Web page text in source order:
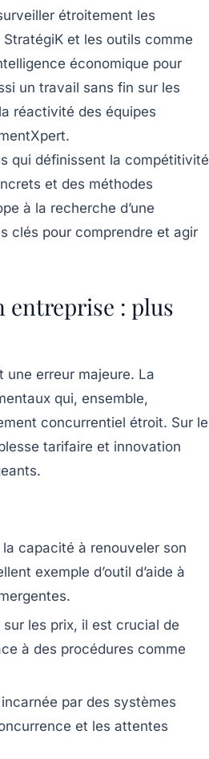
étroitement les
et les outils comme
économique pour
un travail sans fin sur les
réactivité des équipes
qui définissent la compétitivité
et des méthodes
à la recherche d’une
clés pour comprendre et agir
entreprise : plus
erreur majeure. La
qui, ensemble,
concurrentiel étroit. Sur le
tarifaire et innovation
capacité à renouveler son
exemple d’outil d’aide à
les prix, il est crucial de
à des procédures comme
par des systèmes
et les attentes